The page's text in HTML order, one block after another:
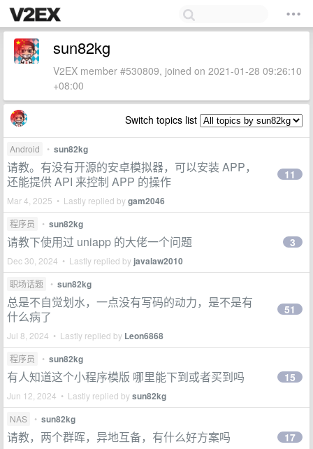
sun82kg
V2EX member #530809, joined on 2021-01-28 09:26:10
+08:00
Switch topics list
Android • sun82kg
请教。有没有开源的安卓模拟器，可以安装 APP，
还能提供 API 来控制 APP 的操作
Mar 4, 2025 • Lastly replied bygam2046
11
程序员 • sun82kg
请教下使用过 uniapp 的大佬一个问题
Dec 30, 2024 • Lastly replied by javalaw2010
3
职场话题 • sun82kg
总是不自觉划水，一点没有写码的动力，是不是有
什么病了
Jul 8, 2024 • Lastly replied by Leon6868
51
程序员 • sun82kg
有人知道这个小程序模版 哪里能下到或者买到吗
Jun 12, 2024 • Lastly replied bysun82kg
15
NAS • sun82kg
请教，两个群晖，异地互备，有什么好方案吗 17